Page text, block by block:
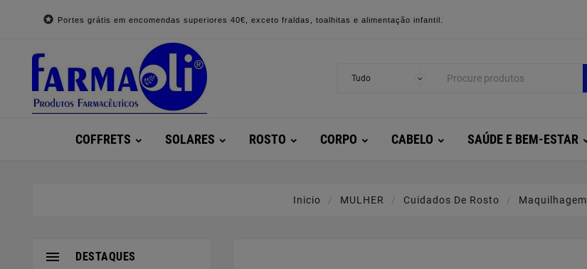
 Portes grátis em encomendas superiores 40€, exceto fraldas, toalhitas e alimentação infantil.
COFFRETS SOLARES ROSTO CORPO CABELO SAÚDE E BEM-ESTAR
Inicio MULHER Cuidados De Rosto Maquilhagem
DESTAQUES
